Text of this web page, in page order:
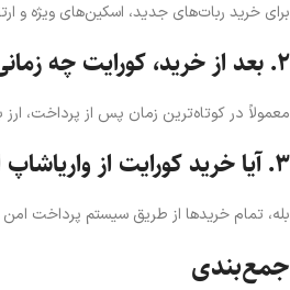
برای خرید ربات‌های جدید، اسکین‌های ویژه و
۲. بعد از خرید، کورایت چه زمانی شارژ می‌شود؟
معمولاً در کوتاه‌ترین زمان پس از پرداخت،
۳. آیا خرید کورایت از واریاشاپ امن است؟
بله، تمام خریدها از طریق سیستم پرداخت
جمع‌بندی